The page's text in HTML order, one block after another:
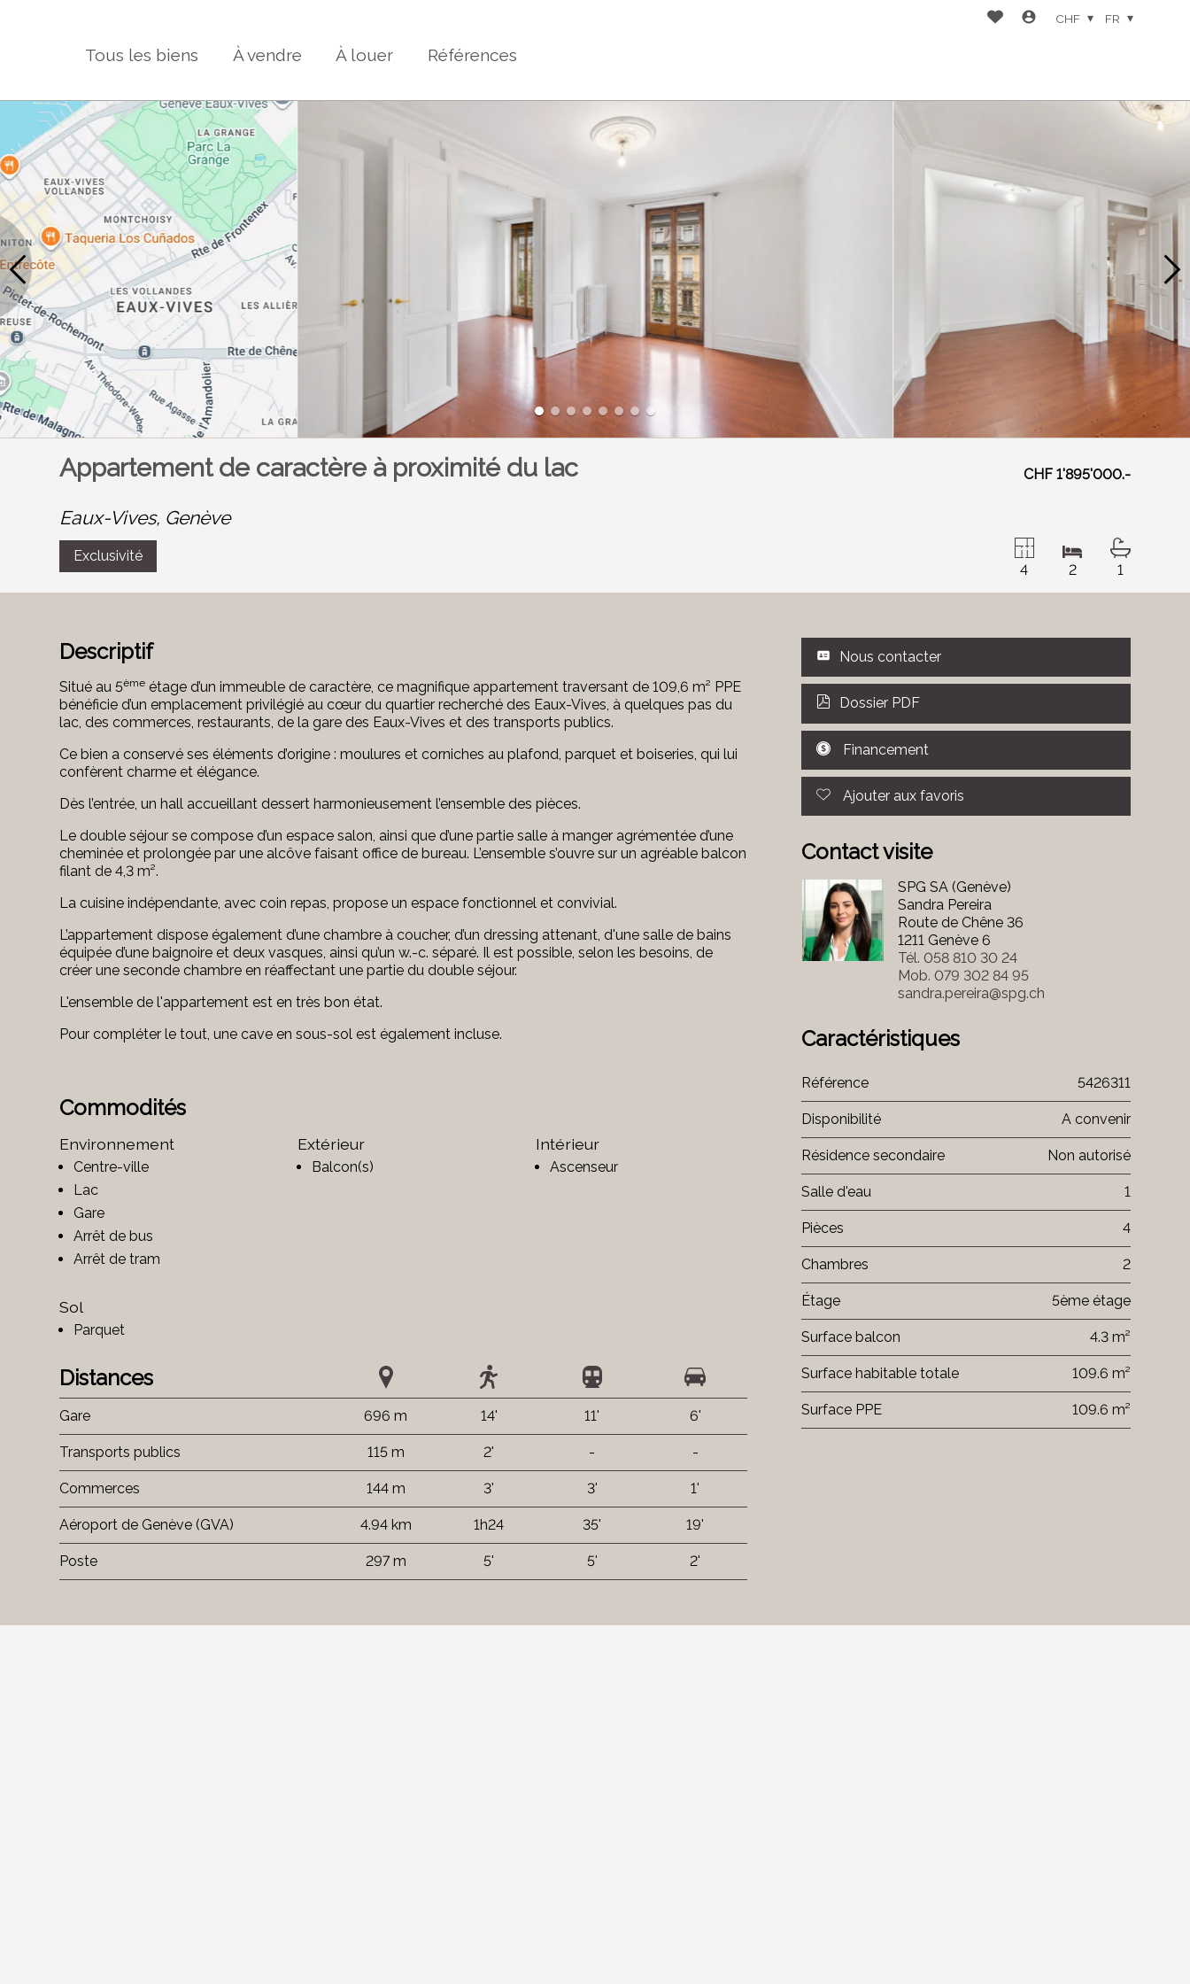
Tous les biens À vendre À louer Références
CHF FR
Appartement de caractère à proximité du lac CHF 1'895'000.-
Eaux-Vives, Genève
Exclusivité
4
2 1
Descriptif
Situé au 5ème étage d’un immeuble de caractère, ce magnifique appartement traversant de 109,6 m² PPE
bénéficie d’un emplacement privilégié au cœur du quartier recherché des Eaux-Vives, à quelques pas du
lac, des commerces, restaurants, de la gare des Eaux-Vives et des transports publics.
Ce bien a conservé ses éléments d’origine : moulures et corniches au plafond, parquet et boiseries, qui lui
confèrent charme et élégance.
Dès l’entrée, un hall accueillant dessert harmonieusement l’ensemble des pièces.
Le double séjour se compose d’un espace salon, ainsi que d’une partie salle à manger agrémentée d’une
cheminée et prolongée par une alcôve faisant office de bureau. L’ensemble s’ouvre sur un agréable balcon
filant de 4,3 m².
La cuisine indépendante, avec coin repas, propose un espace fonctionnel et convivial.
L’appartement dispose également d’une chambre à coucher, d’un dressing attenant, d'une salle de bains
équipée d’une baignoire et deux vasques, ainsi qu’un w.-c. séparé. Il est possible, selon les besoins, de
créer une seconde chambre en réaffectant une partie du double séjour.
L'ensemble de l'appartement est en très bon état.
Pour compléter le tout, une cave en sous-sol est également incluse.
Commodités
Environnement
Centre-ville
Lac
Gare
Arrêt de bus
Arrêt de tram
Extérieur
Balcon(s)
Intérieur
Ascenseur
Sol
Parquet
Distances
Gare 696 m 14' 11' 6'
Transports publics 115 m 2' - -
Commerces 144 m 3' 3' 1'
Aéroport de Genève (GVA) 4.94 km 1h24 35' 19'
Poste 297 m 5' 5' 2'
Nous contacter
Dossier PDF
Financement
Ajouter aux favoris
Contact visite
SPG SA (Genève)
Sandra Pereira
Route de Chêne 36
1211 Genève 6
Tél. 058 810 30 24
Mob. 079 302 84 95
sandra.pereira@spg.ch
Caractéristiques
Référence 5426311
Disponibilité A convenir
Résidence secondaire Non autorisé
Salle d'eau 1
Pièces 4
Chambres 2
Étage 5ème étage
Surface balcon 4.3 m²
Surface habitable totale 109.6 m²
Surface PPE 109.6 m²